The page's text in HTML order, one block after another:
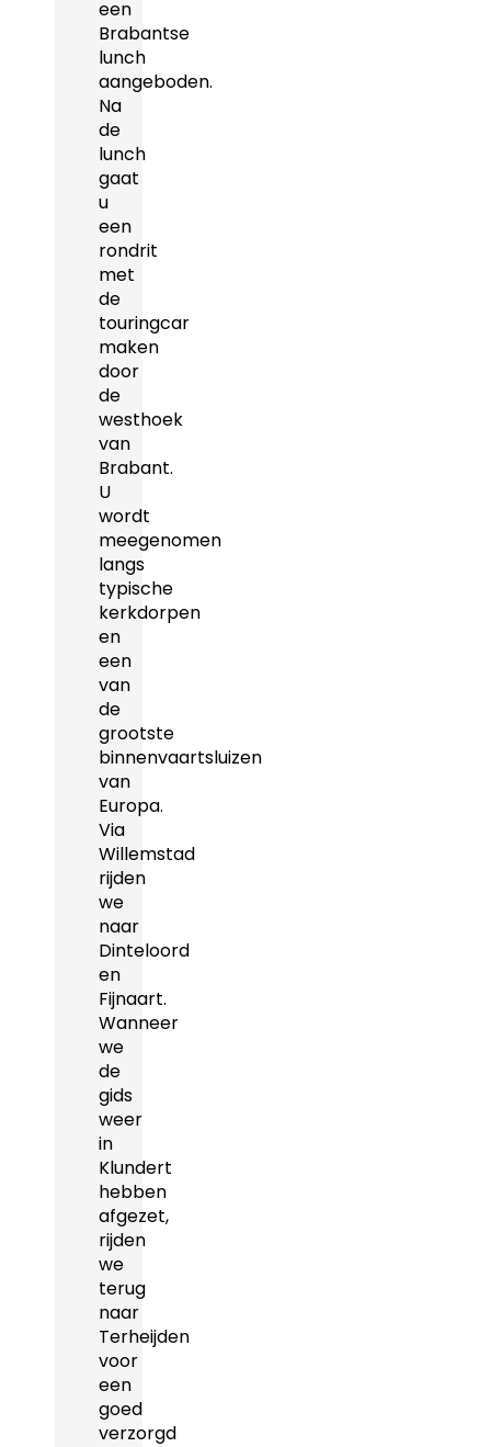
een
Brabantse
lunch
aangeboden.
Na
de
lunch
gaat
u
een
rondrit
met
de
touringcar
maken
door
de
westhoek
van
Brabant.
U
wordt
meegenomen
langs
typische
kerkdorpen
en
een
van
de
grootste
binnenvaartsluizen
van
Europa.
Via
Willemstad
rijden
we
naar
Dinteloord
en
Fijnaart.
Wanneer
we
de
gids
weer
in
Klundert
hebben
afgezet,
rijden
we
terug
naar
Terheijden
voor
een
goed
verzorgd